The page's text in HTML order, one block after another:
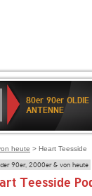
80er 90er OLDIE
ANTENNE
heute > Heart Teesside
90er, 2000er & von heute
Teesside